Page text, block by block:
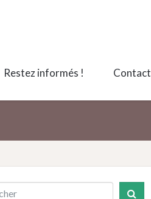
Restez informés ! Contact